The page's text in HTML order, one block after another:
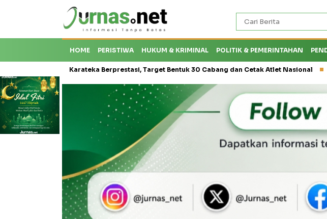
HOME PERISTIWA HUKUM & KRIMINAL POLITIK & PEMERINTAHAN
Krisis Karateka Berprestasi, Target Bentuk 30 Cabang dan Cetak Atlet Nasional KMP